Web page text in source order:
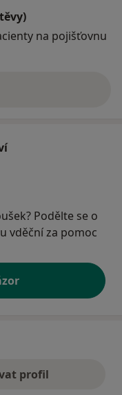
na pojišťovnu
Podělte se o
vděční za pomoc
profil